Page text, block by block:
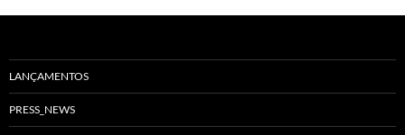
LANÇAMENTOS
PRESS_NEWS